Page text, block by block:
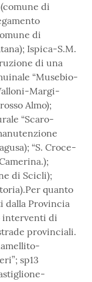
di
di
Ispica-S.M.
di una
“Musebio-
Margi-
Almo);
“Scaro-
“S. Croce-
di Scicli);
quanto
dalla Provincia
interventi di
provinciali.
sp13